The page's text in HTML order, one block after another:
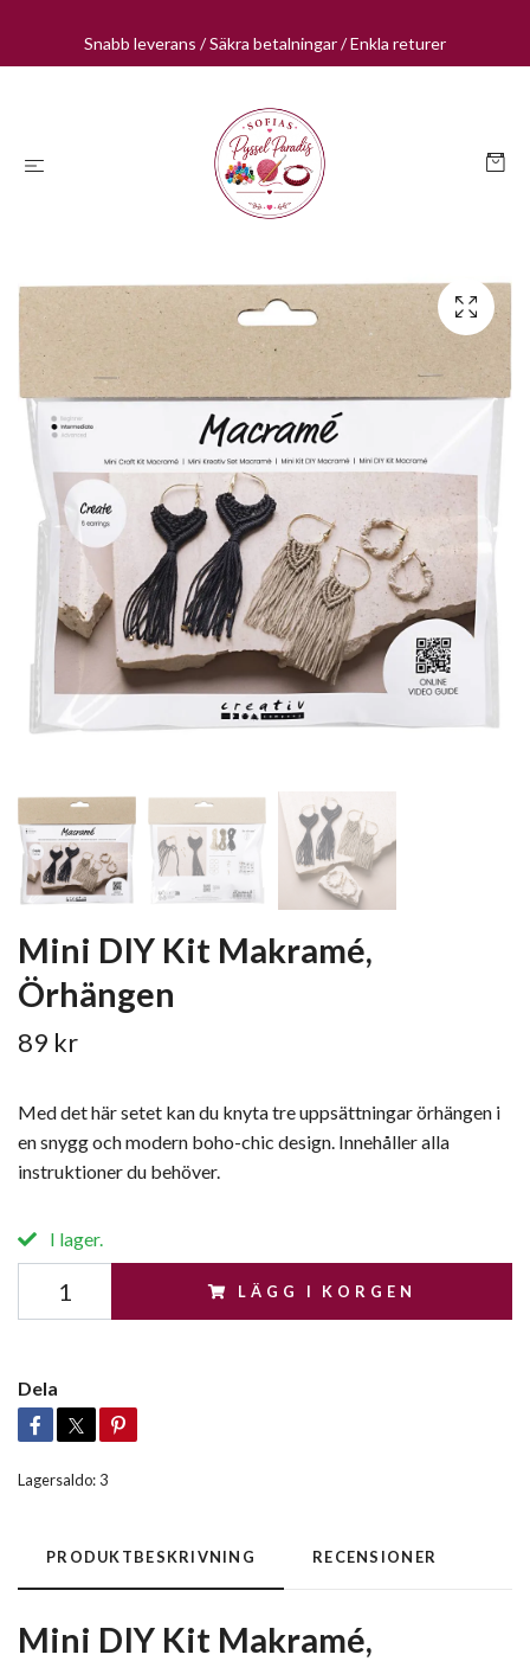
Snabb leverans / Säkra betalningar / Enkla returer
Mini DIY Kit Makramé,
Örhängen
89 kr
Med det här setet kan du knyta tre uppsättningar örhängen i
en snygg och modern boho-chic design. Innehåller alla
instruktioner du behöver.
I lager.
LÄGG I KORGEN
Dela
Lagersaldo: 3
PRODUKTBESKRIVNING RECENSIONER
Mini DIY Kit Makramé,